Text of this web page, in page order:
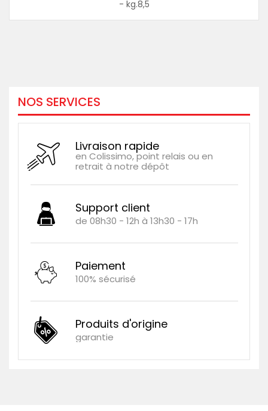
- kg.8,5
NOS SERVICES
Livraison rapide
en Colissimo, point relais ou en
retrait à notre dépôt
Support client
de 08h30 - 12h à 13h30 - 17h
Paiement
100% sécurisé
Produits d'origine
garantie